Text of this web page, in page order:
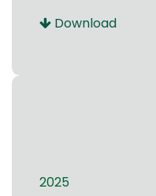
Download
2025